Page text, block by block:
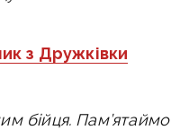
з Дружківки
бійця. Пам’ятаймо